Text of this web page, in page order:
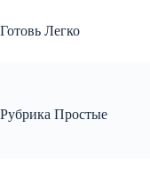
к
сути
Готовь Легко
Рубрика Простые